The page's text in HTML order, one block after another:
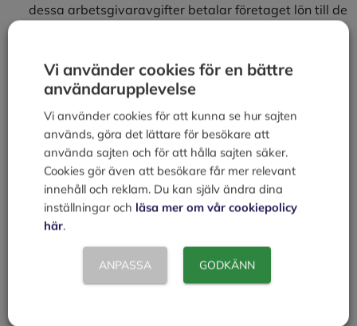
dessa arbetsgivaravgifter betalar företaget lön till de
skatteavdrag av arbetsgivaren.
Punktskatter
En skatt riktad direkt mot en viss vara eller tjänst.
Punkskatter används till stor del för att styra vår
konsumtion i en viss riktning. Både politiska och
statsfinansiella överväganden ligger till grund för en
punktskatt och den skattesats som tas ut.
Moms
Vem är det som betalar momsen? Vi beskriver hur
denna allmänna konsumtionsskatt, som i princip
berör alla varor och tjänster, fungerar. Ingående och
utgående moms förklaras, så även differentierad
Vi använder cookies för en bättre
användarupplevelse
Vi använder cookies för att kunna se hur sajten
används, göra det lättare för besökare att
använda sajten och för att hålla sajten säker.
Cookies gör även att besökare får mer relevant
innehåll och reklam. Du kan själv ändra dina
inställningar och läsa mer om vår cookiepolicy
här.
ANPASSA GODKÄNN